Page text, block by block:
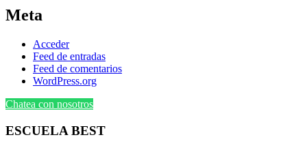
Meta
Acceder
Feed de entradas
Feed de comentarios
WordPress.org
Chatea con nosotros
ESCUELA BEST